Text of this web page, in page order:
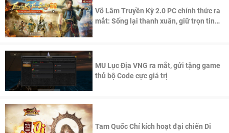
Võ Lâm Truyền Kỳ 2.0 PC chính thức ra
mắt: Sống lại thanh xuân, giữ trọn tinh
MU Lục Địa VNG ra mắt, gửi tặng game
thủ bộ Code cực giá trị
Tam Quốc Chí kích hoạt đại chiến Di